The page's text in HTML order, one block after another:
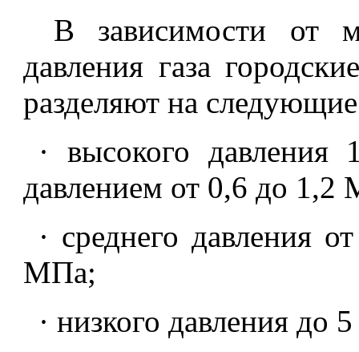
В зависимости от
давления газа
разделяют на
· высокого давления
давлением от 0,6 до 1,2
· среднего давления
МПа;
· низкого давления до